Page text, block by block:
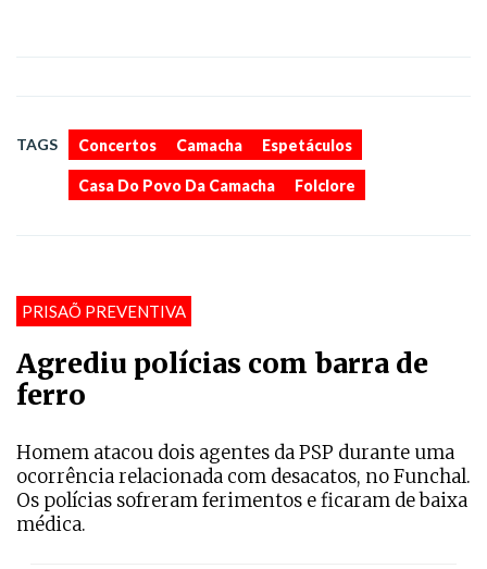
TAGS Concertos Camacha Espetáculos
Casa Do Povo Da Camacha Folclore
PRISAÕ PREVENTIVA
Agrediu polícias com barra de
ferro
Homem atacou dois agentes da PSP durante uma
ocorrência relacionada com desacatos, no Funchal.
Os polícias sofreram ferimentos e ficaram de baixa
médica.